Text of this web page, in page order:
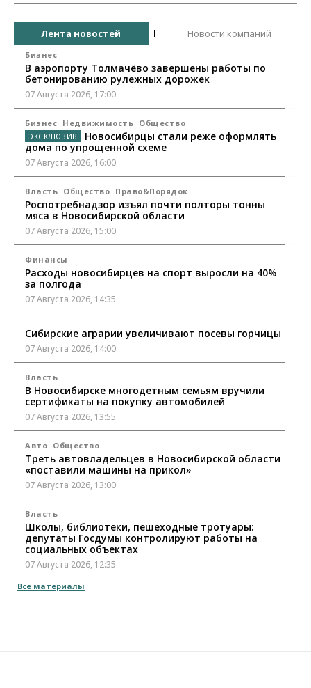
Лента новостей Новости компаний
Бизнес
В аэропорту Толмачёво завершены работы по
бетонированию рулежных дорожек
07 Августа 2026, 17:00
Бизнес Недвижимость Общество
Новосибирцы стали реже оформлять
дома по упрощенной схеме
07 Августа 2026, 16:00
Власть Общество Право&Порядок
Роспотребнадзор изъял почти полторы тонны
мяса в Новосибирской области
07 Августа 2026, 15:00
Финансы
Расходы новосибирцев на спорт выросли на 40%
за полгода
07 Августа 2026, 14:35
Сибирские аграрии увеличивают посевы горчицы
07 Августа 2026, 14:00
Власть
В Новосибирске многодетным семьям вручили
сертификаты на покупку автомобилей
07 Августа 2026, 13:55
Авто Общество
Треть автовладельцев в Новосибирской области
«поставили машины на прикол»
07 Августа 2026, 13:00
Власть
Школы, библиотеки, пешеходные тротуары:
депутаты Госдумы контролируют работы на
социальных объектах
07 Августа 2026, 12:35
Общество
Все материалы